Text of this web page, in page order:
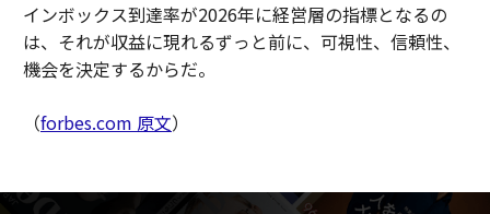
インボックス到達率が2026年に経営層の指標となるの
は、それが収益に現れるずっと前に、可視性、信頼性、
機会を決定するからだ。
（forbes.com 原文）